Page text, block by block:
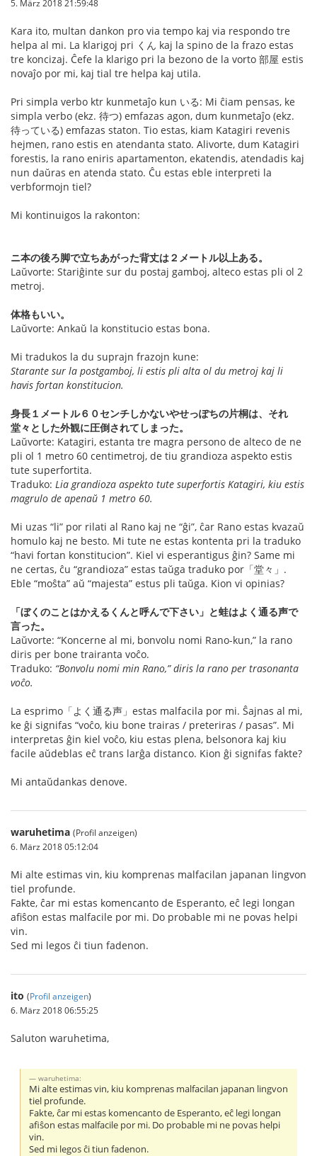
5. März 2018 21:59:48
Kara ito, multan dankon pro via tempo kaj via respondo tre
helpa al mi. La klarigoj pri くん kaj la spino de la frazo estas
tre koncizaj. Ĉefe la klarigo pri la bezono de la vorto 部屋 estis
novaĵo por mi, kaj tial tre helpa kaj utila.
Pri simpla verbo ktr kunmetaĵo kun いる: Mi ĉiam pensas, ke
simpla verbo (ekz. 待つ) emfazas agon, dum kunmetaĵo (ekz.
待っている) emfazas staton. Tio estas, kiam Katagiri revenis
hejmen, rano estis en atendanta stato. Alivorte, dum Katagiri
forestis, la rano eniris apartamenton, ekatendis, atendadis kaj
nun daŭras en atenda stato. Ĉu estas eble interpreti la
verbformojn tiel?
Mi kontinuigos la rakonton:
ニ本の後ろ脚で立ちあがった背丈は２メートル以上ある。
Laŭvorte: Stariĝinte sur du postaj gamboj, alteco estas pli ol 2
metroj.
体格もいい。
Laŭvorte: Ankaŭ la konstitucio estas bona.
Mi tradukos la du suprajn frazojn kune:
Starante sur la postgamboj, li estis pli alta ol du metroj kaj li
havis fortan konstitucion.
身長１メートル６０センチしかないやせっぽちの片桐は、それ
堂々とした外観に圧倒されてしまった。
Laŭvorte: Katagiri, estanta tre magra persono de alteco de ne
pli ol 1 metro 60 centimetroj, de tiu grandioza aspekto estis
tute superfortita.
Traduko: Lia grandioza aspekto tute superfortis Katagiri, kiu estis
magrulo de apenaŭ 1 metro 60.
Mi uzas “li” por rilati al Rano kaj ne “ĝi”, ĉar Rano estas kvazaŭ
homulo kaj ne besto. Mi tute ne estas kontenta pri la traduko
“havi fortan konstitucion”. Kiel vi esperantigus ĝin? Same mi
ne certas, ĉu “grandioza” estas taŭga traduko por「堂々」.
Eble “moŝta” aŭ “majesta” estus pli taŭga. Kion vi opinias?
「ぼくのことはかえるくんと呼んで下さい」と蛙はよく通る声で
言った。
Laŭvorte: “Koncerne al mi, bonvolu nomi Rano-kun,” la rano
diris per bone trairanta voĉo.
Traduko: “Bonvolu nomi min Rano,” diris la rano per trasonanta
voĉo.
La esprimo「よく通る声」estas malfacila por mi. Ŝajnas al mi,
ke ĝi signifas “voĉo, kiu bone trairas / preteriras / pasas”. Mi
interpretas ĝin kiel voĉo, kiu estas plena, belsonora kaj kiu
facile aŭdeblas eĉ trans larĝa distanco. Kion ĝi signifas fakte?
Mi antaŭdankas denove.
waruhetima (Profil anzeigen)
6. März 2018 05:12:04
Mi alte estimas vin, kiu komprenas malfacilan japanan lingvon
tiel profunde.
Fakte, ĉar mi estas komencanto de Esperanto, eĉ legi longan
afiŝon estas malfacile por mi. Do probable mi ne povas helpi
vin.
Sed mi legos ĉi tiun fadenon.
ito (Profil anzeigen)
6. März 2018 06:55:25
Saluton waruhetima,
waruhetima:
Mi alte estimas vin, kiu komprenas malfacilan japanan lingvon
tiel profunde.
Fakte, ĉar mi estas komencanto de Esperanto, eĉ legi longan
afiŝon estas malfacile por mi. Do probable mi ne povas helpi
vin.
Sed mi legos ĉi tiun fadenon.